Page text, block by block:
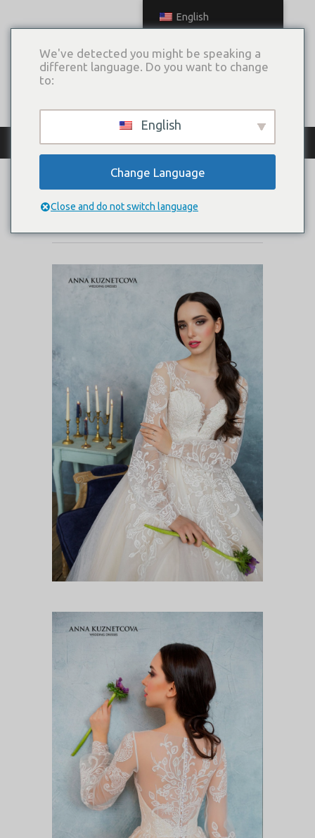
КАТАЛОГ ПЛАТЬЕВ
МЕЛИССА
English
We've detected you might be speaking a
different language. Do you want to change
to:
English
Change Language
Close and do not switch language